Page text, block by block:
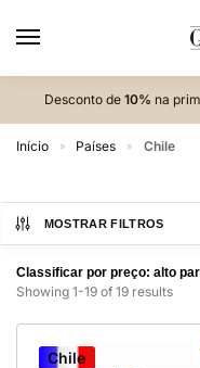
Desconto de 10% na
Início » Países » Chile
MOSTRAR FILTROS
Showing 1-19 of 19 results
Chile
Chile